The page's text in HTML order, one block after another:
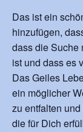
Das ist ein
hinzufügen,
dass die Suche
ist und dass es
Das Geiles
ein möglicher
zu entfalten
die für Dich